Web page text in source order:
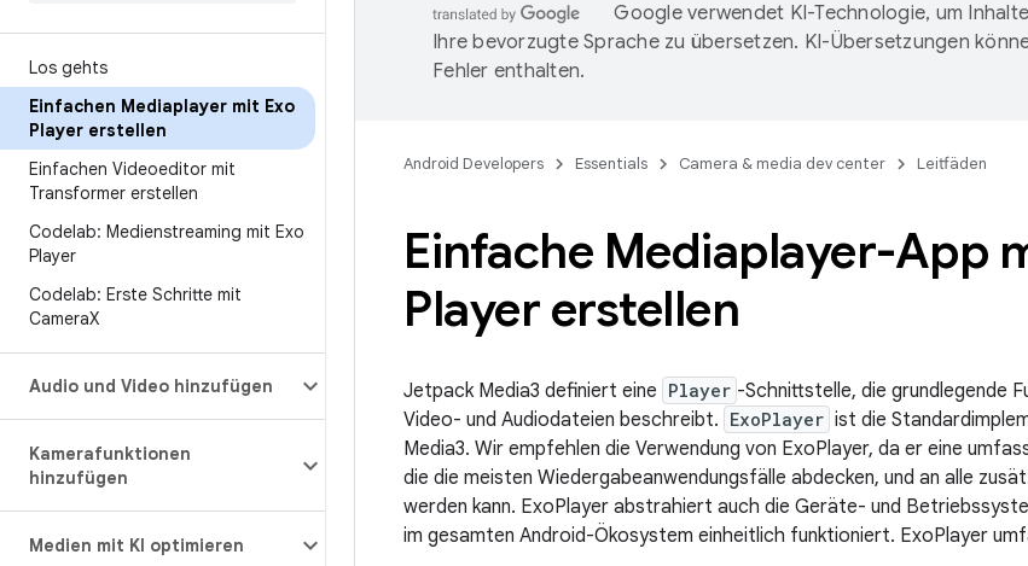
Los gehts
Einfachen Mediaplayer mit Exo
Player erstellen
Einfachen Videoeditor mit
Transformer erstellen
Codelab: Medienstreaming mit Exo
Player
Codelab: Erste Schritte mit
CameraX
Audio und Video hinzufügen
Kamerafunktionen
hinzufügen
Medien mit KI optimieren
Google verwendet KI-Technologie, um
Ihre bevorzugte Sprache zu übersetzen. KI-Übersetzungen
Fehler enthalten.
Android Developers Essentials Camera & media dev center Leitfäden
Einfache Mediaplayer-App
Player erstellen
Jetpack Media3 definiert eine Player -Schnittstelle, die grundlegende
Video- und Audiodateien beschreibt. ExoPlayer ist die
Media3. Wir empfehlen die Verwendung von ExoPlayer, da er eine
die die meisten Wiedergabeanwendungsfälle abdecken, und an alle
werden kann. ExoPlayer abstrahiert auch die Geräte- und
im gesamten Android-Ökosystem einheitlich funktioniert. ExoPlayer